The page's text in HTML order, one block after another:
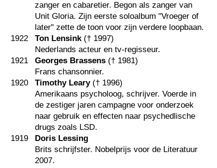
zanger en cabaretier. Begon als zanger van
Unit Gloria. Zijn eerste soloalbum "Vroeger of
later" zette de toon voor zijn verdere loopbaan.
1922
Ton Lensink(† 1997)
Nederlands acteur en tv-regisseur.
1921
Georges Brassens († 1981)
Frans chansonnier.
1920
Timothy Leary(† 1996)
Amerikaans psycholoog, schrijver. Voerde in
de zestiger jaren campagne voor onderzoek
naar gebruik en effecten naar psychedlische
drugs zoals LSD.
1919
Doris Lessing
Brits schrijfster. Nobelprijs voor de Literatuur
2007.